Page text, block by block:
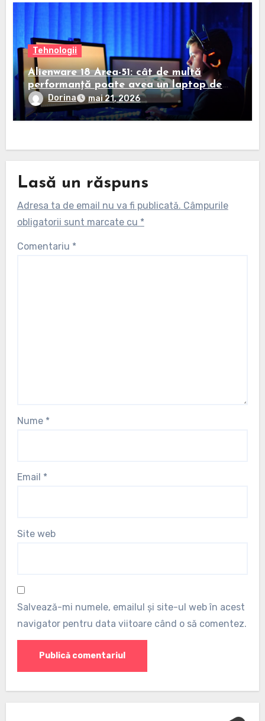
Tehnologii
Alienware 18 Area-51: cât de multă
performanță poate avea un laptop de
gaming modern
Dorina mai 21, 2026
Lasă un răspuns
Adresa ta de email nu va fi publicată. Câmpurile
obligatorii sunt marcate cu *
Comentariu *
Nume *
Email *
Site web
Salvează-mi numele, emailul și site-ul web în acest
navigator pentru data viitoare când o să comentez.